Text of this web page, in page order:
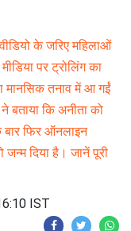
के जरिए महिलाओं
पर ट्रोलिंग का
मानसिक तनाव में आ गईं
बताया कि अनीता को
बार फिर ऑनलाइन
दिया है। जानें पूरी
IST